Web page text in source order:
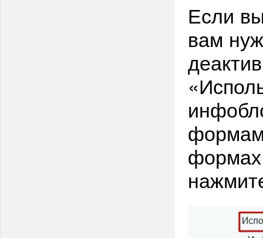
Если
вам